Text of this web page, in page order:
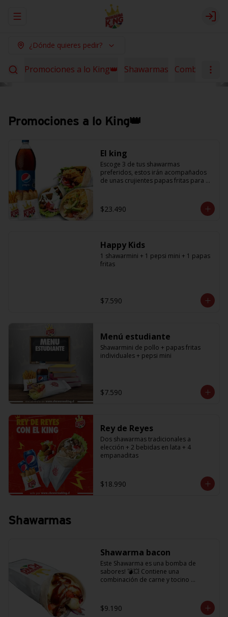
Abrir menu de navegación Login
¿Dónde quieres pedir?
Promociones a lo King👑 Shawarmas Combos
Promociones a lo King👑
El king
Escoge 3 de tus shawarmas
preferidos, estos irán acompañados
de unas crujientes papas fritas para
acumulable con otras promociones)
(cada agregado adicional
agregar la cantidad exacta igual a la
cantidad de shawarmas de la
promoción)
$23.490
Happy Kids
1 shawarmini + 1 pepsi mini + 1 papas
fritas
$7.590
Menú estudiante
Shawarmini de pollo + papas fritas
individuales + pepsi mini
$7.590
Rey de Reyes
Dos shawarmas tradicionales a
elección + 2 bebidas en lata + 4
empanaditas
$18.990
Shawarmas
Shawarma bacon
Este Shawarma es una bomba de
sabores! 💣💥 Contiene una
combinación de carne y tocino
salsa BBQ
$9.190